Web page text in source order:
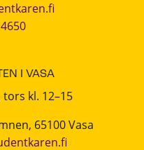
I VASA
kl. 12–15
65100 Vasa